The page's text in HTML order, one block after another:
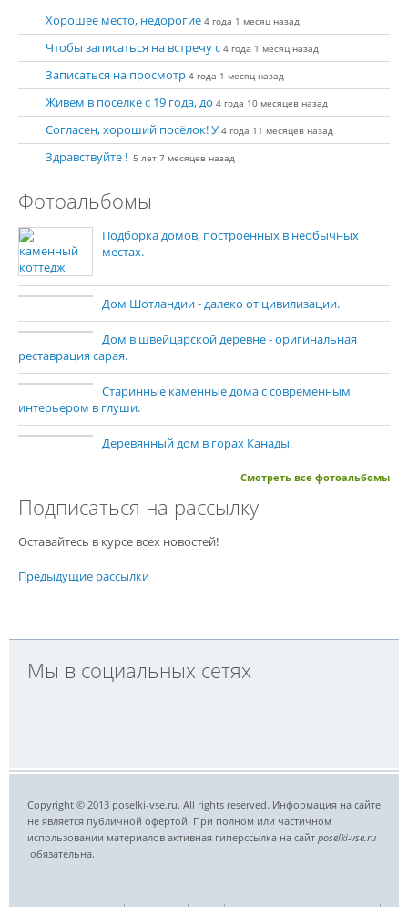
Хорошее место, недорогие 4 года 1 месяц назад
Чтобы записаться на встречу с 4 года 1 месяц назад
Записаться на просмотр 4 года 1 месяц назад
Живем в поселке с 19 года, до 4 года 10 месяцев назад
Согласен, хороший посёлок! У 4 года 11 месяцев назад
Здравствуйте ! 5 лет 7 месяцев назад
Фотоальбомы
Подборка домов, построенных в необычных
местах.
Дом Шотландии - далеко от цивилизации.
Дом в швейцарской деревне - оригинальная
реставрация сарая.
Старинные каменные дома с современным
интерьером в глуши.
Деревянный дом в горах Канады.
Смотреть все фотоальбомы
Подписаться на рассылку
Оставайтесь в курсе всех новостей!
Предыдущие рассылки
Мы в социальных сетях
Copyright © 2013 poselki-vse.ru. All rights reserved. Информация на сайте
не является публичной офертой. При полном или частичном
использовании материалов активная гиперссылка на сайт poselki-vse.ru​
обязательна.